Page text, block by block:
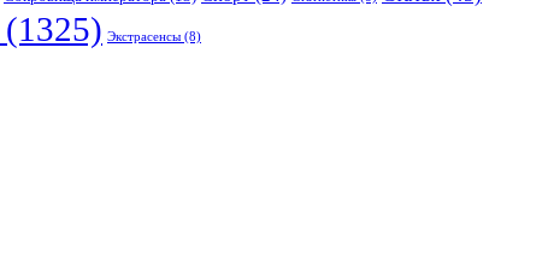
(1325) Экстрасенсы (8)